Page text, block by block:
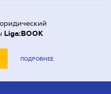
Liga:BOOK
ПОДРОБНЕЕ